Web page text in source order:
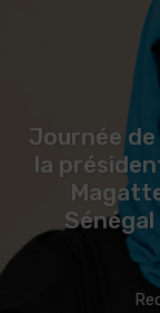
Journée
la
Sénégal